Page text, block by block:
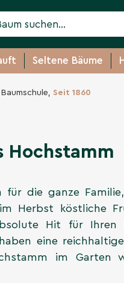
Seltene Bäume
Seit 1860
Hochstamm
für die ganze
Herbst köstliche
Hit für Ihren
eine
im Garten